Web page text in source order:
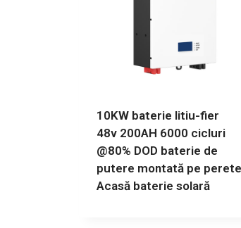
10KW baterie litiu-fier
48v 200AH 6000 cicluri
@80% DOD baterie de
putere montată pe perete
Acasă baterie solară